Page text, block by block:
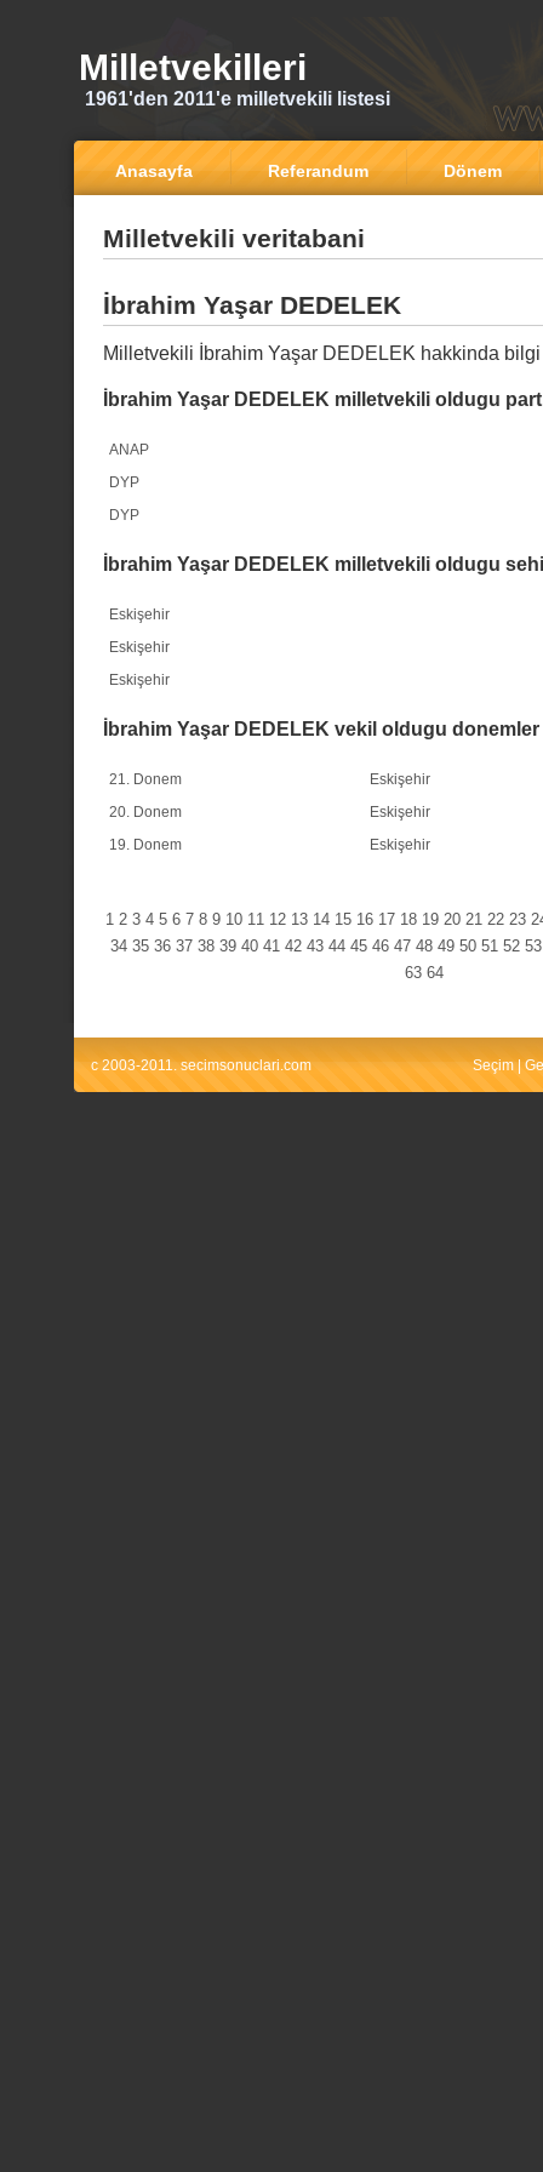
Milletvekilleri
1961'den 2011'e milletvekili listesi
Anasayfa Referandum Dönem
Milletvekili veritabani
İbrahim Yaşar DEDELEK
Milletvekili İbrahim Yaşar DEDELEK hakkinda bilgi
İbrahim Yaşar DEDELEK milletvekili oldugu
ANAP
DYP
DYP
İbrahim Yaşar DEDELEK milletvekili oldugu
Eskişehir
Eskişehir
Eskişehir
İbrahim Yaşar DEDELEK vekil oldugu donemler
21. Donem
Eskişehir
20. Donem
Eskişehir
19. Donem
Eskişehir
1 2 3 4 5 6 7 8 9 10 11 12 13 14 15 16 17 18 19 20 21 22 23
34 35 36 37 38 39 40 41 42 43 44 45 46 47 48 49 50 51 52 53
63 64
c 2003-2011. secimsonuclari.com Seçim